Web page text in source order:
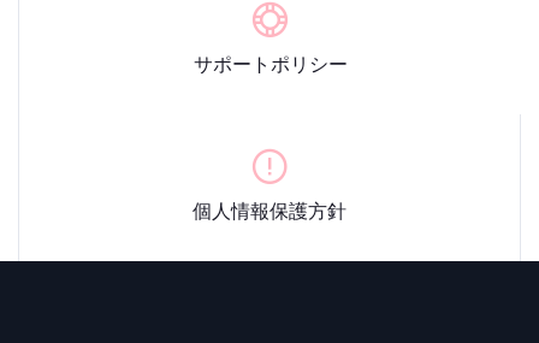
サポートポリシー
個人情報保護方針